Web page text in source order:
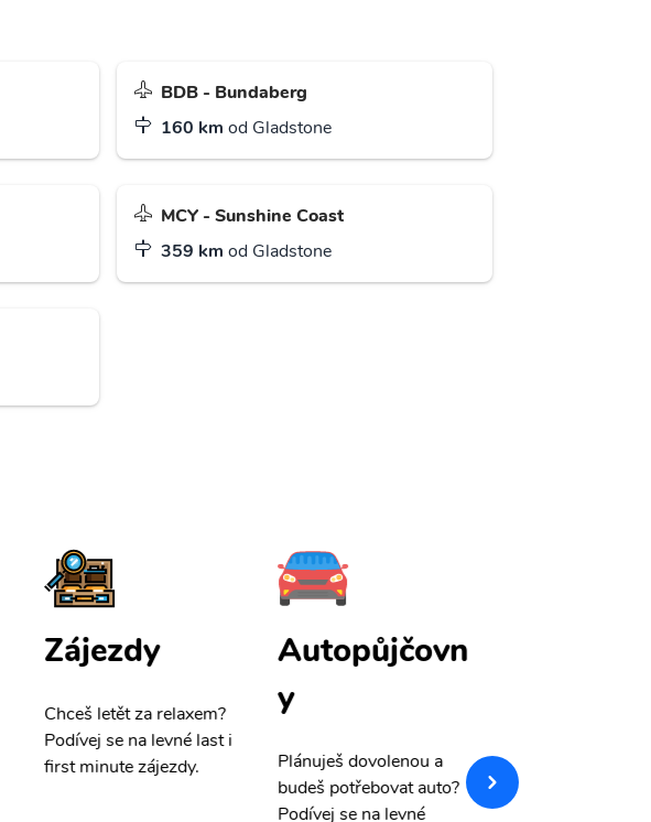
BDB - Bundaberg
160 km od Gladstone
MCY - Sunshine Coast
359 km od Gladstone
Zájezdy
Chceš letět za relaxem?
Podívej se na levné last i
first minute zájezdy.
Autopůjčovn
y
Plánuješ dovolenou a
budeš potřebovat auto?
Podívej se na levné
pojištění a
storno.